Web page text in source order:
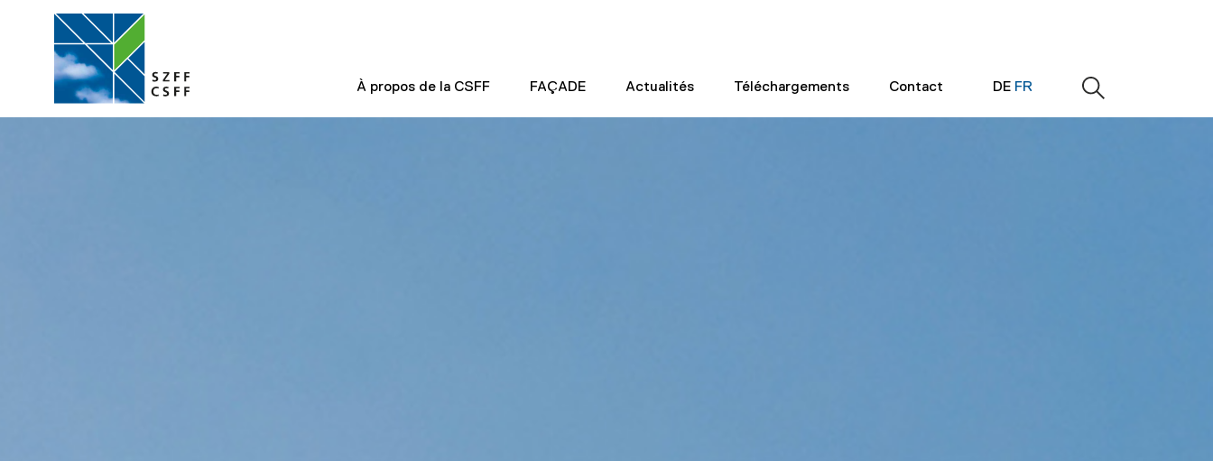
À propos de la CSFF FAÇADE Actualités Téléchargements Contact DE FR